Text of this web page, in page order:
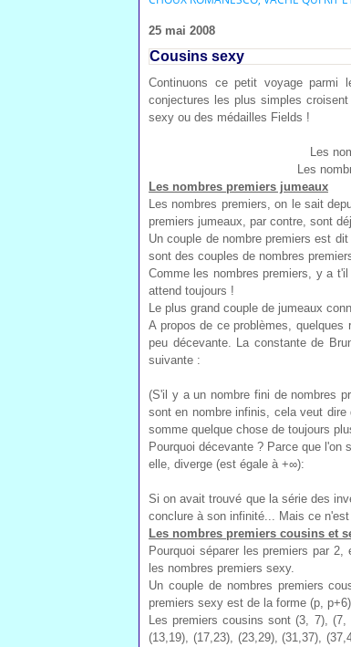
25 mai 2008
Cousins sexy
Continuons ce petit voyage parmi
conjectures les plus simples
sexy ou des médailles Fields !
Les
Les
Les nombres premiers jumeaux
Les nombres premiers, on le sait
premiers jumeaux, par contre, sont
Un couple de nombre premiers est
sont des couples de nombres
Comme les nombres premiers, y a
attend toujours !
Le plus grand couple de jumeaux
A propos de ce problèmes,
peu décevante. La constante de
suivante :
(S'il y a un nombre fini de nombres
sont en nombre infinis, cela veut
somme quelque chose de toujours
Pourquoi décevante ? Parce que
elle, diverge (est égale à +∞):
Si on avait trouvé que la série des
conclure à son infinité... Mais ce
Les nombres premiers cousins et
Pourquoi séparer les premiers par
les nombres premiers sexy.
Un couple de nombres premiers
premiers sexy est de la forme (p,
Les premiers cousins sont (3, 7),
(13,19), (17,23), (23,29), (31,37),